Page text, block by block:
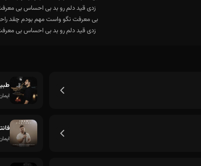
زدی قید دلم رو بد بی احساس بی